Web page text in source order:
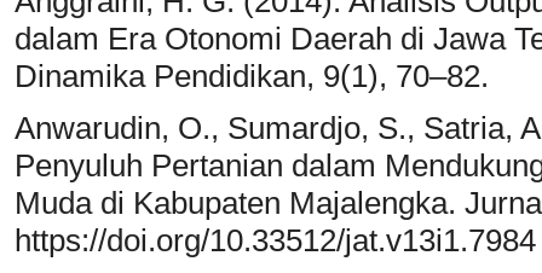
dalam Era Otonomi Daerah di Jawa
Dinamika Pendidikan, 9(1), 70–82.
Anwarudin, O., Sumardjo, S., Satria,
Penyuluh Pertanian dalam
Muda di Kabupaten Majalengka.
https://doi.org/10.33512/jat.v13i1.7984